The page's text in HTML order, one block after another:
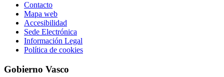
Contacto
Mapa web
Accesibilidad
Sede Electrónica
Información Legal
Política de cookies
Gobierno Vasco